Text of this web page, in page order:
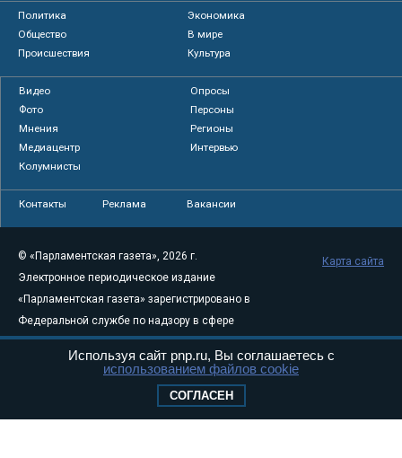
Политика
Экономика
Общество
В мире
Происшествия
Культура
Видео
Опросы
Фото
Персоны
Мнения
Регионы
Медиацентр
Интервью
Колумнисты
Контакты Реклама Вакансии
© «Парламентская газета», 2026 г.
Электронное периодическое издание
«Парламентская газета» зарегистрировано в
Федеральной службе по надзору в сфере
связи, информационных технологий и
массовых коммуникаций (Роскомнадзор) 05
Свидетельство о регистрации Эл № ФС77-
Карта сайта
Используя сайт pnp.ru, Вы соглашаетесь с
использованием файлов cookie
СОГЛАСЕН